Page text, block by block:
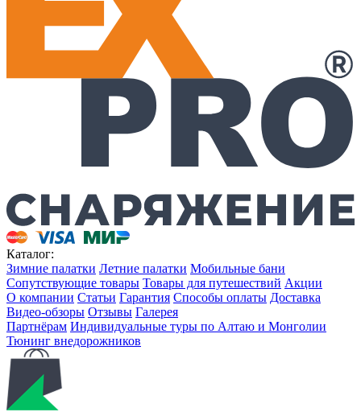
Каталог:
Зимние палатки Летние палатки Мобильные бани
Сопутствующие товары Товары для путешествий Акции
О компании Статьи Гарантия Способы оплаты Доставка
Видео-обзоры Отзывы Галерея
Партнёрам Индивидуальные туры по Алтаю и Монголии
Тюнинг внедорожников